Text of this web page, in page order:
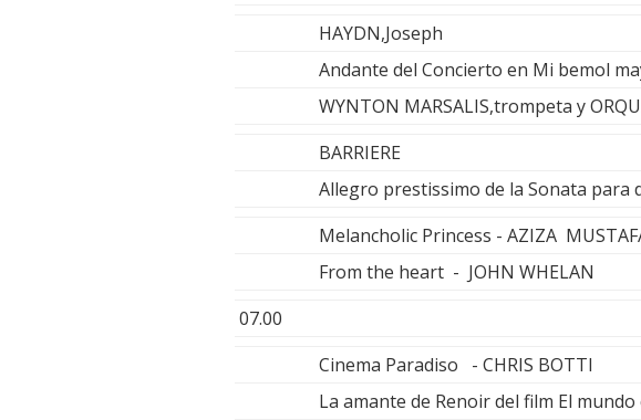
HAYDN,Joseph
Andante del Concierto en Mi bemol
WYNTON MARSALIS,trompeta y
BARRIERE
Allegro prestissimo de la Sonata para
Melancholic Princess - AZIZA
From the heart - JOHN WHELAN
07.00
Cinema Paradiso - CHRIS BOTTI
La amante de Renoir del film El